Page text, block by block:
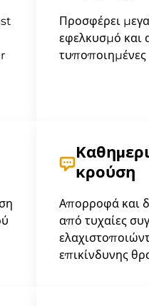
Προσφέρει
εφελκυσμό και
τυποποιημένες
κρούση
Απορροφά και
από τυχαίες
επικίνδυνης